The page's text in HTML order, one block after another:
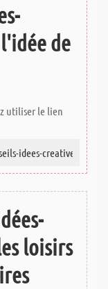
de
utiliser le lien
loisirs